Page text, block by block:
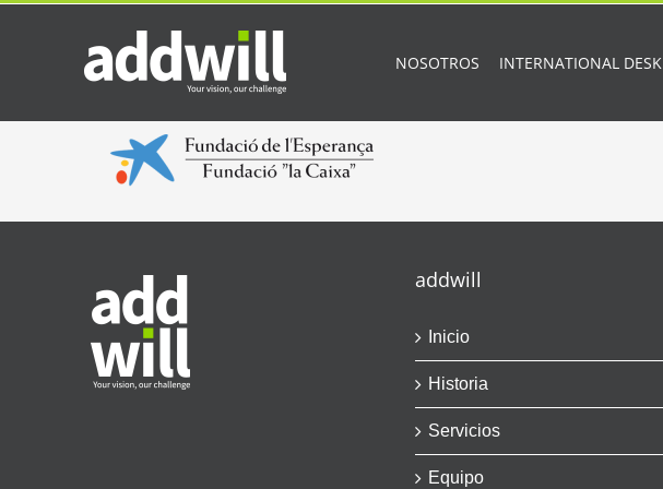
Saltar
NOSOTROS INTERNATIONAL DESK
addwill
Inicio
Historia
Servicios
Equipo